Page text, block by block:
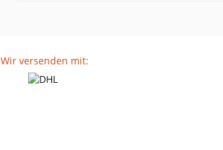
Wir versenden mit: